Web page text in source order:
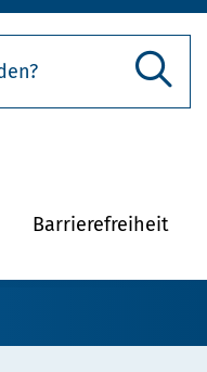
Barrierefreiheit